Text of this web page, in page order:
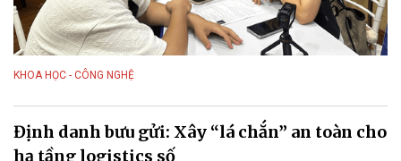
KHOA HỌC - CÔNG NGHỆ
Định danh bưu gửi: Xây “lá chắn” an toàn cho
hạ tầng logistics số